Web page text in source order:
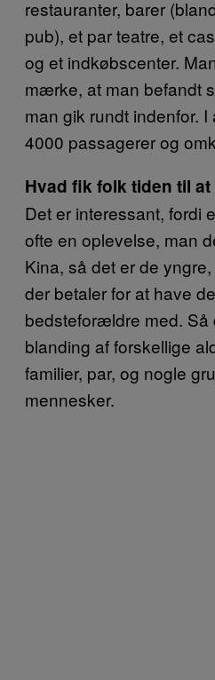
restauranter, barer
pub), et par teatre, et
og et indkøbscenter.
mærke, at man befandt
man gik rundt indenfor.
4000 passagerer og
Hvad fik folk tiden til at
Det er interessant, fordi
ofte en oplevelse, man
Kina, så det er de
der betaler for at have
bedsteforældre med. Så
blanding af forskellige
familier, par, og nogle
mennesker.